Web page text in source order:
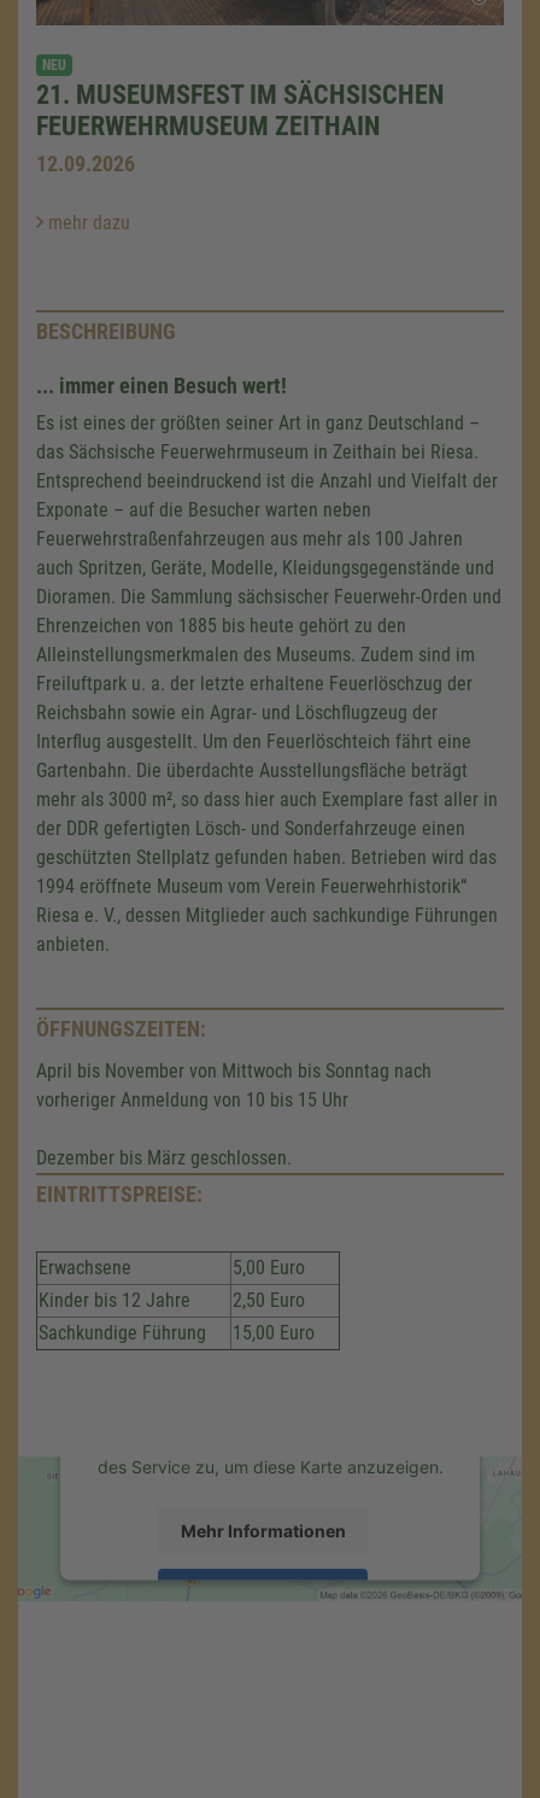
NEU
21. MUSEUMSFEST IM SÄCHSISCHEN
FEUERWEHRMUSEUM ZEITHAIN
12.09.2026
mehr dazu
BESCHREIBUNG
... immer einen Besuch wert!
Es ist eines der größten seiner Art in ganz Deutschland –
das Sächsische Feuerwehrmuseum in Zeithain bei Riesa.
Entsprechend beeindruckend ist die Anzahl und Vielfalt der
Exponate – auf die Besucher warten neben
Feuerwehrstraßenfahrzeugen aus mehr als 100 Jahren
auch Spritzen, Geräte, Modelle, Kleidungsgegenstände und
Dioramen. Die Sammlung sächsischer Feuerwehr-Orden und
Ehrenzeichen von 1885 bis heute gehört zu den
Alleinstellungsmerkmalen des Museums. Zudem sind im
Freiluftpark u. a. der letzte erhaltene Feuerlöschzug der
Reichsbahn sowie ein Agrar- und Löschflugzeug der
Interflug ausgestellt. Um den Feuerlöschteich fährt eine
Gartenbahn. Die überdachte Ausstellungsfläche beträgt
mehr als 3000 m², so dass hier auch Exemplare fast aller in
der DDR gefertigten Lösch- und Sonderfahrzeuge einen
geschützten Stellplatz gefunden haben. Betrieben wird das
1994 eröffnete Museum vom Verein Feuerwehrhistorik“
Riesa e. V., dessen Mitglieder auch sachkundige Führungen
anbieten.
ÖFFNUNGSZEITEN:
April bis November von Mittwoch bis Sonntag nach
vorheriger Anmeldung von 10 bis 15 Uhr
Dezember bis März geschlossen.
EINTRITTSPREISE:
Erwachsene
5,00 Euro
Kinder bis 12 Jahre
2,50 Euro
Sachkundige Führung
15,00 Euro
um den Google Maps-Service zu
laden!
Wir verwenden einen Service eines
des Service zu, um diese Karte anzuzeigen.
Mehr Informationen